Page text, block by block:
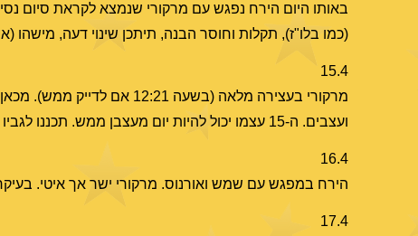
באותו היום הירח נפגש עם מרקורי שנמצא לקראת סיום
(כמו בלו"ז), תקלות וחוסר הבנה, תיתכן שינוי דעה,
15.4
מרקורי בעצירה מלאה
ועצבים. ה-15 עצמו יכול להיות יום מעצבן ממש. תכננו לגביו פחות!
16.4
הירח במפגש עם שמש ואורנוס. מרקורי ישר אך איטי.
17.4